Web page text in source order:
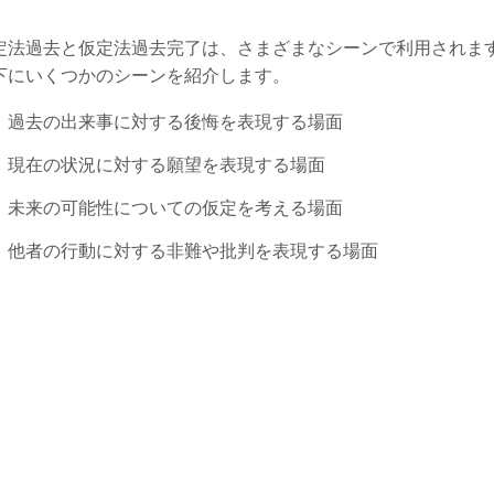
法過去と仮定法過去完了は、さまざまなシーンで利用されま
にいくつかのシーンを紹介します。
過去の出来事に対する後悔を表現する場面
現在の状況に対する願望を表現する場面
未来の可能性についての仮定を考える場面
他者の行動に対する非難や批判を表現する場面